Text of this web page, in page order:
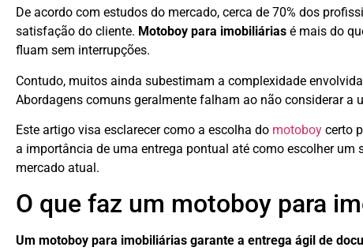
De acordo com estudos do mercado, cerca de 70% dos
satisfação do cliente. Motoboy para imobiliárias é mais do
fluam sem interrupções.
Contudo, muitos ainda subestimam a complexidade
Abordagens comuns geralmente falham ao não considerar a
Este artigo visa esclarecer como a escolha do motoboy certo
a importância de uma entrega pontual até como escolher
mercado atual.
O que faz um motoboy para
Um motoboy para imobiliárias garante a entrega ágil de